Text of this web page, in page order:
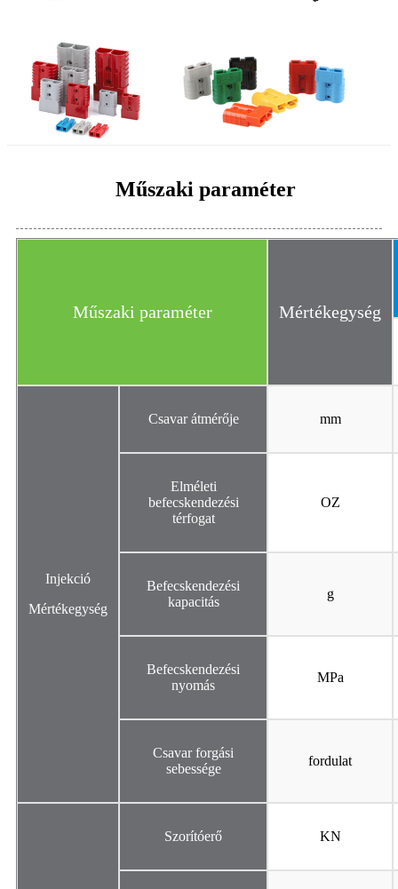
Műszaki paraméter
Műszaki paraméter Mértékegység
Injekció
Mértékegység
Csavar átmérője mm
Elméleti
befecskendezési
térfogat
OZ
Befecskendezési
kapacitás
g
Befecskendezési
nyomás
MPa
Csavar forgási
sebessége
fordulat
Szorítóerő KN